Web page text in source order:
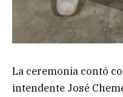
La ceremonia contó
intendente José